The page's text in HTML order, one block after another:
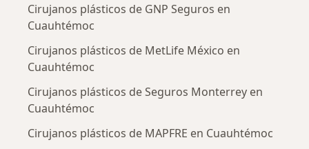
Cirujanos plásticos de GNP Seguros en
Cuauhtémoc
Cirujanos plásticos de MetLife México en
Cuauhtémoc
Cirujanos plásticos de Seguros Monterrey en
Cuauhtémoc
Cirujanos plásticos de MAPFRE en Cuauhtémoc